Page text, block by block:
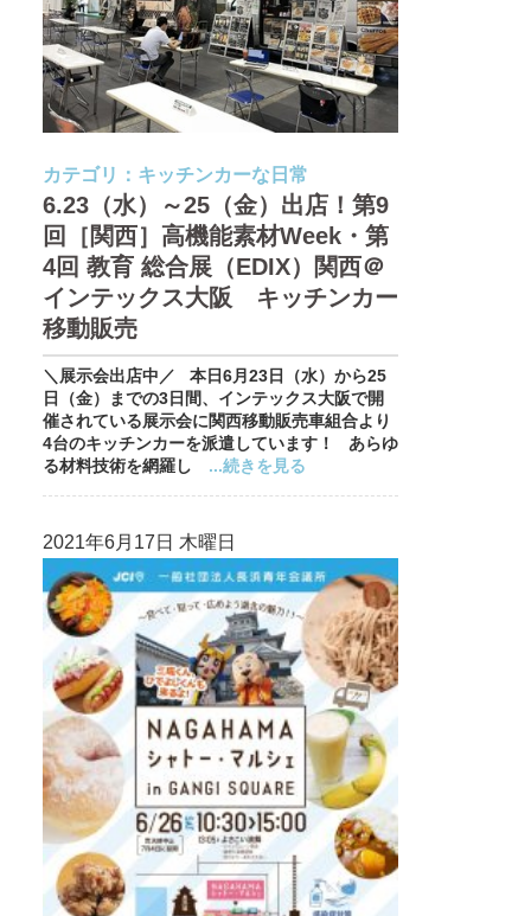
カテゴリ： キッチンカーな日常
6.23（水）～25（金）出店！第9
回［関西］高機能素材Week・第
4回 教育 総合展（EDIX）関西＠
インテックス大阪 キッチンカー
移動販売
＼展示会出店中／ 本日6月23日（水）から25
日（金）までの3日間、インテックス大阪で開
催されている展示会に関西移動販売車組合より
4台のキッチンカーを派遣しています！ あらゆ
る材料技術を網羅し ...続きを見る
2021年6月17日 木曜日